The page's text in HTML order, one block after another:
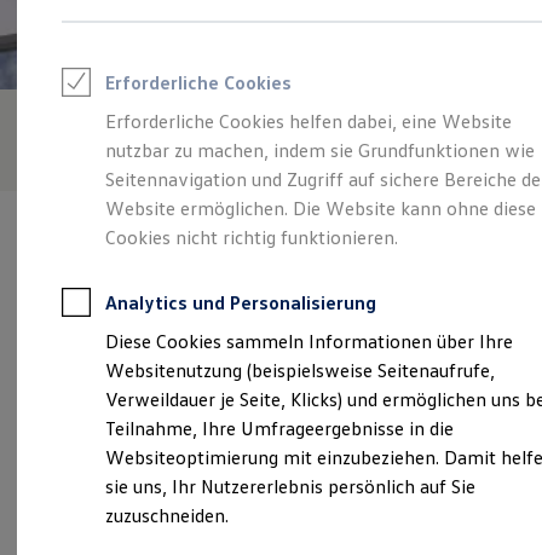
Zubehör- und Serviceangebote
Leasing
Leasing-Angebote
Gebrauchtwagen Leasing
Junge Gebrauchtwagen-Leasing
Elektroauto Leasing
Kleinwagen-Leasing
Leasing ohne Anzahlung
Finanzierung
Kfz-Versicherung
Restschuldversicherungen
Garantien
Wartungsverträge
Geschäftskunden
Professional Class bei Volkswagen
Großkunden
Behörden
Direktkunden
Sonderfahrzeuge
Anpfiff zum Gewinn
Verantwortlich für die Inhalte auf dieser Seite ist die Autohaus
Poser GmbH & Co. KG (Impressum & Rechtliches)
Ronneburger Straße 49, 07546 Gera
Erforderliche Cookies
Erforderliche Cookies helfen dabei, eine Website
nutzbar zu machen, indem sie Grundfunktionen wie
Seitennavigation und Zugriff auf sichere Bereiche
Website ermöglichen. Die Website kann ohne diese
Cookies nicht richtig funktionieren.
Analytics und Personalisierung
Diese Cookies sammeln Informationen über Ihre
Websitenutzung (beispielsweise Seitenaufrufe,
Verweildauer je Seite, Klicks) und ermöglichen uns
Teilnahme, Ihre Umfrageergebnisse in die
Websiteoptimierung mit einzubeziehen. Damit
sie uns, Ihr Nutzererlebnis persönlich auf Sie
zuzuschneiden.